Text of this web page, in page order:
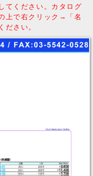
てください。カタログ
上で右クリック→「名
ださい。